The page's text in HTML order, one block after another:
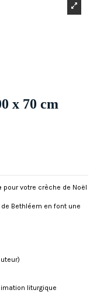
x 70 cm
pour votre crèche de Noël
Bethléem en font une
liturgique